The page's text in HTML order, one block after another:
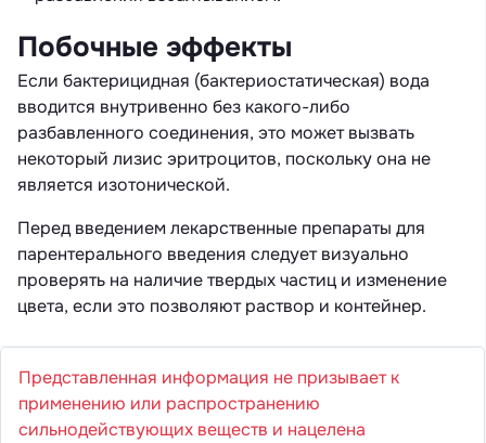
Побочные эффекты
Если бактерицидная (бактериостатическая) вода
вводится внутривенно без какого-либо
разбавленного соединения, это может вызвать
некоторый лизис эритроцитов, поскольку она не
является изотонической.
Перед введением лекарственные препараты для
парентерального введения следует визуально
проверять на наличие твердых частиц и изменение
цвета, если это позволяют раствор и контейнер.
Представленная информация не призывает к
применению или распространению
сильнодействующих веществ и нацелена